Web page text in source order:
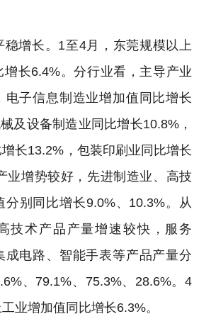
增长。1至4月，东莞规模以上
增长6.4%。分行业看，主导产业
电子信息制造业增加值同比增长
及设备制造业同比增长10.8%，
长13.2%，包装印刷业同比增长
业增势较好，先进制造业、高技
分别同比增长9.0%、10.3%。从
技术产品产量增速较快，服务
成电路、智能手表等产品产量分
、79.1%、75.3%、28.6%。4
业增加值同比增长6.3%。